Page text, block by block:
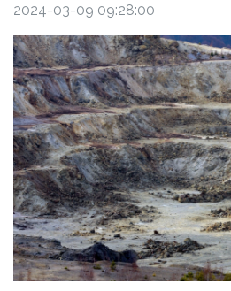
2024-03-09 09:28:00